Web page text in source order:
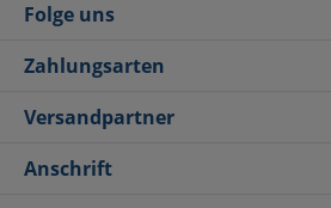
Folge uns
Zahlungsarten
Versandpartner
Anschrift